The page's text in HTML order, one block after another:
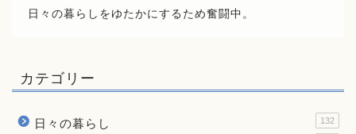
日々の暮らしをゆたかにするため奮闘中。
カテゴリー
日々の暮らし 132